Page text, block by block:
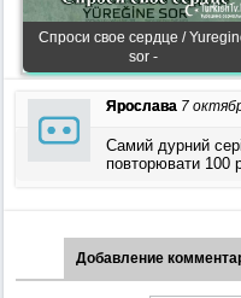
Спроси свое сердце /
sor -
Ярослава 7
Самий дурний
повторювати 100
Добавление